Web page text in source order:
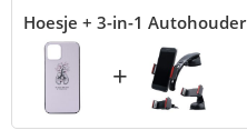
Hoesje + 3-in-1 Autohouder
+